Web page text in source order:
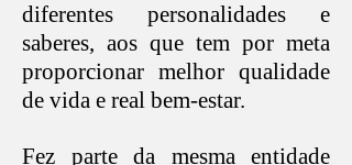
diferentes personalidades e
saberes, aos que tem por meta
proporcionar melhor qualidade
de vida e real bem-estar.
Fez parte da mesma entidade